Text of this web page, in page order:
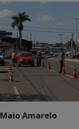
Maio Amarelo